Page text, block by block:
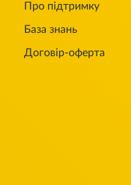
Про підтримку
База знань
Договір-оферта